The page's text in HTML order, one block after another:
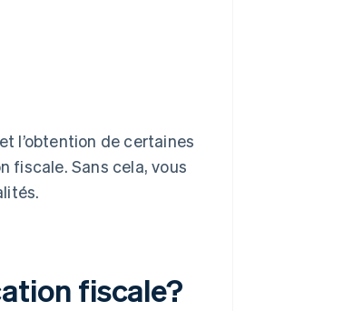
l’obtention de certaines
fiscale. Sans cela, vous
fiscale?